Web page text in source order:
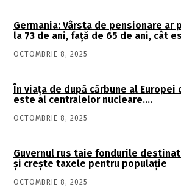
Germania: Vârsta de pensionare ar
la 73 de ani, față de 65 de ani, cât
OCTOMBRIE 8, 2025
În viaţa de după cărbune al Europei
este al centralelor nucleare….
OCTOMBRIE 8, 2025
Guvernul rus taie fondurile
și crește taxele pentru populație
OCTOMBRIE 8, 2025